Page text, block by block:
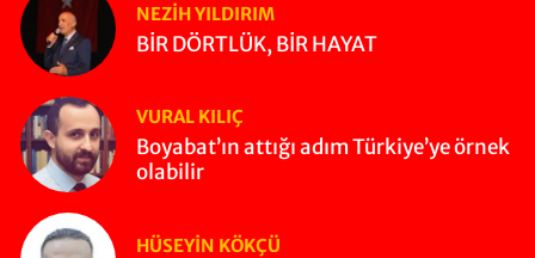
NEZIH YILDIRIM
BİR DÖRTLÜK, BİR HAYAT
VURAL KILIÇ
Boyabat’ın attığı adım Türkiye’ye örnek
olabilir
HÜSEYIN KÖKÇÜ